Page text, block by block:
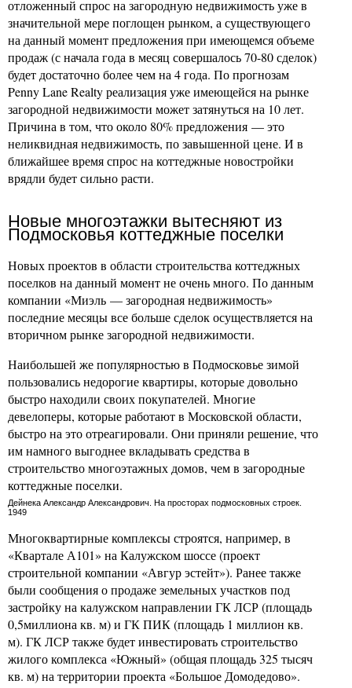
отложенный спрос на загородную недвижимость уже в
значительной мере поглощен рынком, а существующего
на данный момент предложения при имеющемся объеме
продаж (с начала года в месяц совершалось 70-80 сделок)
будет достаточно более чем на 4 года. По прогнозам
Penny Lane Realty реализация уже имеющейся на рынке
загородной недвижимости может затянуться на 10 лет.
Причина в том, что около 80% предложения — это
неликвидная недвижимость, по завышенной цене. И в
ближайшее время спрос на коттеджные новостройки
врядли будет сильно расти.
Новые многоэтажки вытесняют из
Подмосковья коттеджные поселки
Новых проектов в области строительства коттеджных
поселков на данный момент не очень много. По данным
компании «Миэль — загородная недвижимость»
последние месяцы все больше сделок осуществляется на
вторичном рынке загородной недвижимости.
Наибольшей же популярностью в Подмосковье зимой
пользовались недорогие квартиры, которые довольно
быстро находили своих покупателей. Многие
девелоперы, которые работают в Московской области,
быстро на это отреагировали. Они приняли решение, что
им намного выгоднее вкладывать средства в
строительство многоэтажных домов, чем в загородные
коттеджные поселки.
Дейнека Александр Александрович. На просторах подмосковных строек.
1949
Многоквартирные комплексы строятся, например, в
«Квартале А101» на Калужском шоссе (проект
строительной компании «Авгур эстейт»). Ранее также
были сообщения о продаже земельных участков под
застройку на калужском направлении ГК ЛСР (площадь
0,5миллиона кв. м) и ГК ПИК (площадь 1 миллион кв.
м). ГК ЛСР также будет инвестировать строительство
жилого комплекса «Южный» (общая площадь 325 тысяч
кв. м) на территории проекта «Большое Домодедово».